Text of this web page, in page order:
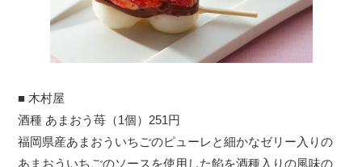
■ 木村屋
酒種 あまおう苺（1個）251円
福岡県産あまおういちごのピューレと細かなゼリー入りの
あまおういちごのソースを使用した餡を酒種入りの風味の